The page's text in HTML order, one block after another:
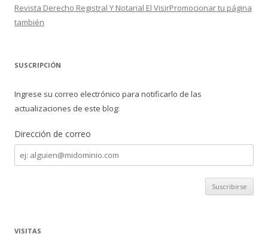
Revista Derecho Registral Y Notarial El VisirPromocionar tu página
también
SUSCRIPCIÓN
Ingrese su correo electrónico para notificarlo de las
actualizaciones de este blog:
Dirección de correo
Dirección
de
correo
VISITAS